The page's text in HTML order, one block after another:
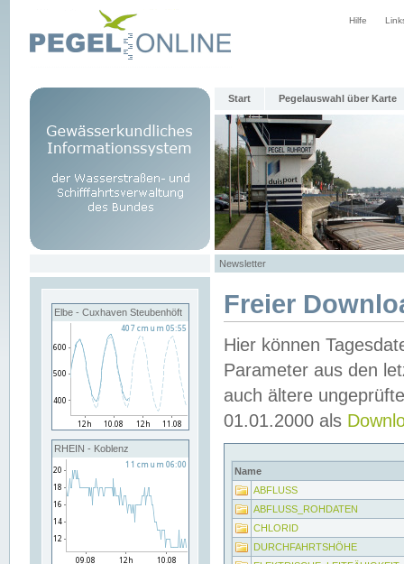
Hilfe
Start Pegelauswahl über Karte
Newsletter
Elbe - Cuxhaven Steubenhöft
RHEIN - Koblenz
Freier
Hier können
Parameter aus den
auch ältere
01.01.2000 als
Name
ABFLUSS
ABFLUSS_ROHDATEN
CHLORID
DURCHFAHRTSHÖHE